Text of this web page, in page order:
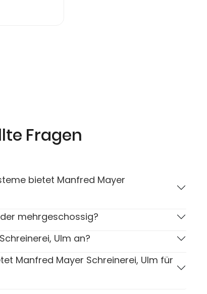
Fragen
bietet Manfred Mayer
mehrgeschossig?
Ulm an?
Manfred Mayer Schreinerei, Ulm für